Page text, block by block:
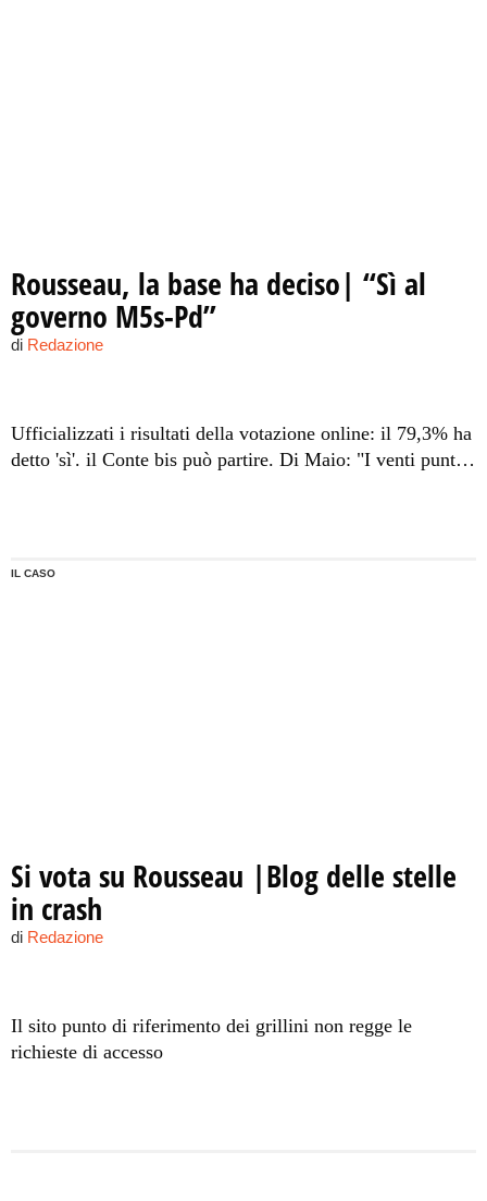
Rousseau, la base ha deciso| “Sì al
governo M5s-Pd”
di Redazione
Ufficializzati i risultati della votazione online: il 79,3% ha
detto 'sì'. il Conte bis può partire. Di Maio: "I venti punti
IL CASO
Si vota su Rousseau |Blog delle stelle
in crash
di Redazione
Il sito punto di riferimento dei grillini non regge le
richieste di accesso